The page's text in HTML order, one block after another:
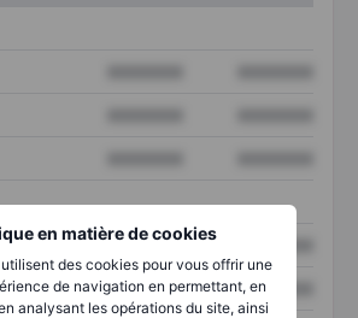
en matière de cookies
des cookies pour vous offrir une
de navigation en permettant, en
analysant les opérations du site, ainsi
XXXXXXX
XXXXXXX XXXXXXX